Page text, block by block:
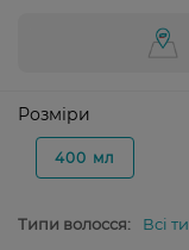
Розміри
400 мл
Типи волосся:
Всі